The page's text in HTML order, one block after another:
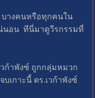
บางคนหรือทุกคนใน
นอน ทีนี่มาดูวีรกรรมที่
าพังซ์ ถูกกลุ่มหมวก
เกาะนี้ ดร.เวก้าพังซ์